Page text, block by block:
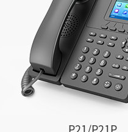
P21/P21P
●
● 2.4" 320x240像素带背
● 内置2.4G Wi-Fi
● 支持PoE
● 支持U盘录音
● 支持DECT耳麦、